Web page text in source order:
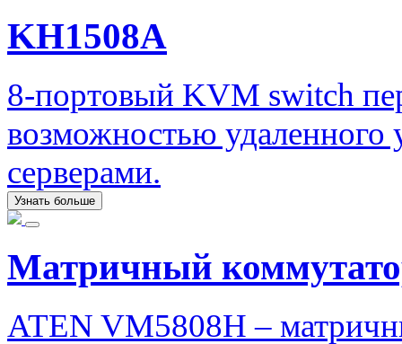
KH1508A
8-портовый KVM switch
возможностью удаленного
серверами.
Узнать больше
Матричный
ATEN VM5808H –